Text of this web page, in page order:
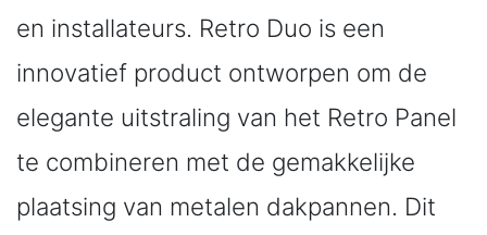
en installateurs. Retro Duo is een
innovatief product ontworpen om de
elegante uitstraling van het Retro Panel
te combineren met de gemakkelijke
plaatsing van metalen dakpannen. Dit